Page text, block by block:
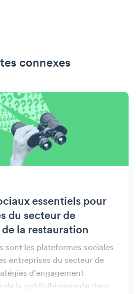
connexes
essentiels pour
du secteur de
la restauration
sont les plateformes sociales
entreprises du secteur de
d'engagement
de la publicité payante dans